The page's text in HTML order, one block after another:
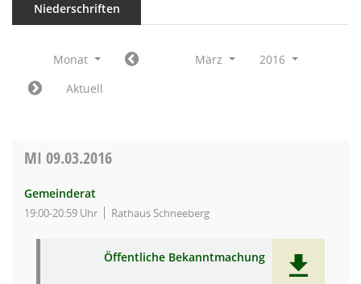
Niederschriften
Monat März
2016
Aktuell
MI 09.03.2016
Gemeinderat
19:00-20:59 Uhr Rathaus Schneeberg
Öffentliche Bekanntmachung